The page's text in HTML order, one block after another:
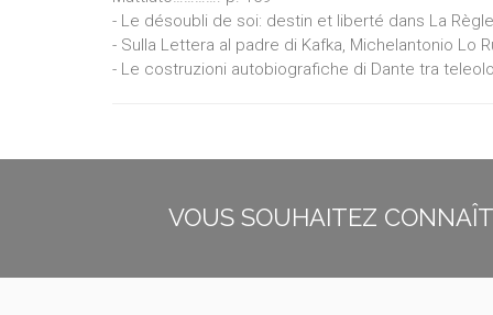
- Le désoubli de soi: destin et liberté dans La
- Sulla Lettera al padre di Kafka, Michelantonio Lo
- Le costruzioni autobiografiche di Dante tra
VOUS SOUHAITEZ